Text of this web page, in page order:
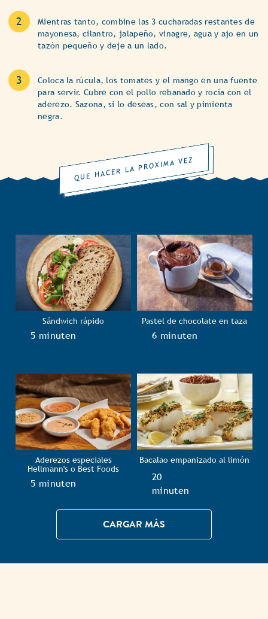
Mientras tanto, combine las 3 cucharadas restantes de
mayonesa, cilantro, jalapeño, vinagre, agua y ajo en un
tazón pequeño y deje a un lado.
Coloca la rúcula, los tomates y el mango en una fuente
para servir. Cubre con el pollo rebanado y rocía con el
aderezo. Sazona, si lo deseas, con sal y pimienta
negra.
QUE HACER LA PROXIMA VEZ
Sándwich rápido
TotalTime
5 minuten
Pastel de chocolate en taza
TotalTime
6 minuten
Aderezos especiales
Hellmann's o Best Foods
TotalTime
5 minuten
Bacalao empanizado al limón
TotalTime
20
minuten
CARGAR MÁS